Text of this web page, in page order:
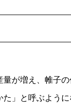
が増え、帷子
」と呼ぶよう